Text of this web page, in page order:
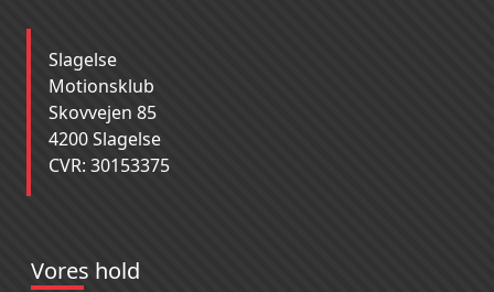
Vores hold
Slagelse
Motionsklub
Skovvejen 85
4200 Slagelse
CVR: 30153375